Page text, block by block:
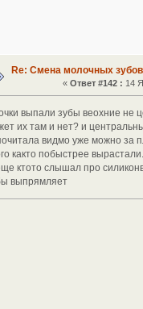
Re: Смена молочных зубов
« Ответ #142 : 14
выпали зубы веохние не
их там и нет? и
видмо уже можно за
както побыстрее вырастали.
ктото слышал про
выпрямляет